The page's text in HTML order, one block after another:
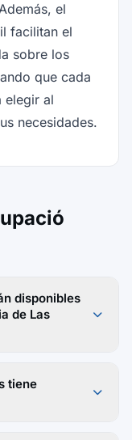
el
facilitan el
sobre los
que cada
elegir al
necesidades.
disponibles
de Las
tiene